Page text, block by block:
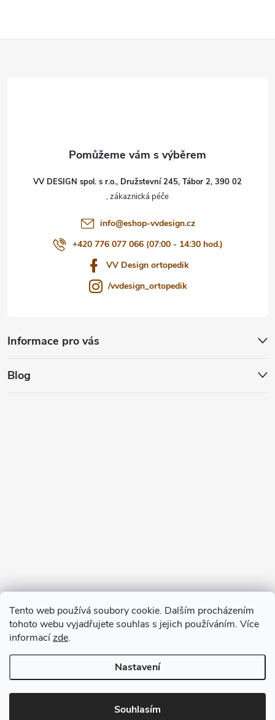
Tento web používá soubory cookie. Dalším procházením
tohoto webu vyjadřujete souhlas s jejich používáním. Více
informacízde.
Nastavení
Souhlasím
VV DESIGN spol. s r.o., Družstevní 245, Tábor 2, 390 02
info@eshop-vvdesign.cz
+420 776 077 066 (07:00 - 14:30 hod.)
VV Design ortopedik
/vvdesign_ortopedik
Informace pro vás
Blog
Copyright 2026VV DESIGN. Všechna práva vyhrazena.Upravit
nastavení cookies